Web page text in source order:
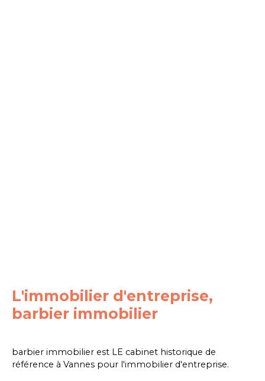
L'immobilier d'entreprise,
barbier immobilier
barbier immobilier est LE cabinet historique de
référence à Vannes pour l'immobilier d'entreprise.